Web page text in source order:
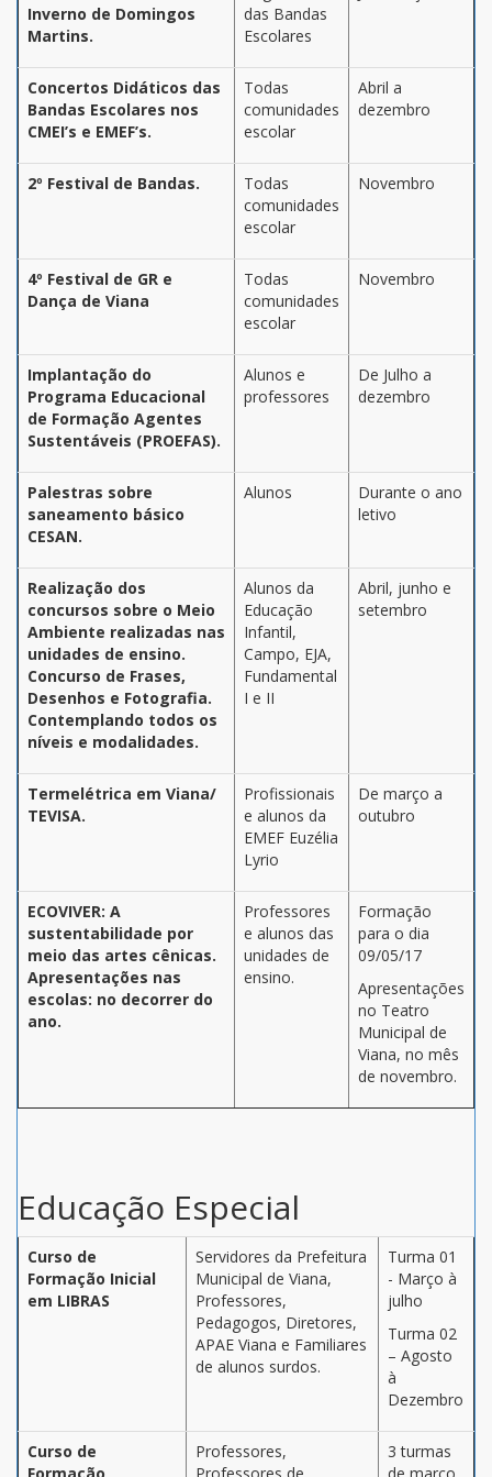
Inverno de Domingos
Martins.
das Bandas
Escolares
Concertos Didáticos das
Bandas Escolares nos
CMEI’s e EMEF’s.
Todas
comunidades
escolar
Abril a
dezembro
2º Festival de Bandas.
Todas
comunidades
escolar
Novembro
4º Festival de GR e
Dança de Viana
Todas
comunidades
escolar
Novembro
Implantação do
Programa Educacional
de Formação Agentes
Sustentáveis (PROEFAS).
Alunos e
professores
De Julho a
dezembro
Palestras sobre
saneamento básico
CESAN.
Alunos
Durante o ano
letivo
Realização dos
concursos sobre o Meio
Ambiente realizadas nas
unidades de ensino.
Concurso de Frases,
Desenhos e Fotografia.
Contemplando todos os
níveis e modalidades.
Alunos da
Educação
Infantil,
Campo, EJA,
Fundamental
I e II
Abril, junho e
setembro
Termelétrica em Viana/
TEVISA.
Profissionais
e alunos da
EMEF Euzélia
Lyrio
De março a
outubro
ECOVIVER: A
sustentabilidade por
meio das artes cênicas.
Apresentações nas
escolas: no decorrer do
ano.
Professores
e alunos das
unidades de
ensino.
Formação
para o dia
09/05/17
Apresentações
no Teatro
Municipal de
Viana, no mês
de novembro.
Educação Especial
Curso de
Formação Inicial
em LIBRAS
Servidores da Prefeitura
Municipal de Viana,
Professores,
Pedagogos, Diretores,
APAE Viana e Familiares
de alunos surdos.
Turma 01
- Março à
julho
Turma 02
– Agosto
à
Dezembro
Curso de
Formação
Professores,
Professores de
3 turmas
de março